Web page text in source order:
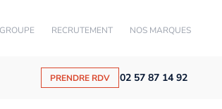
RECRUTEMENT NOS MARQUES
PRENDRE RDV 02 57 87 14 92